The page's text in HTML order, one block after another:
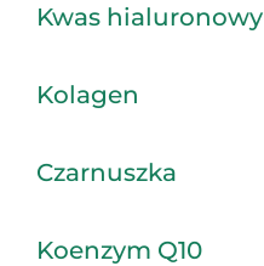
Kwas hialuronowy
Kolagen
Czarnuszka
Koenzym Q10